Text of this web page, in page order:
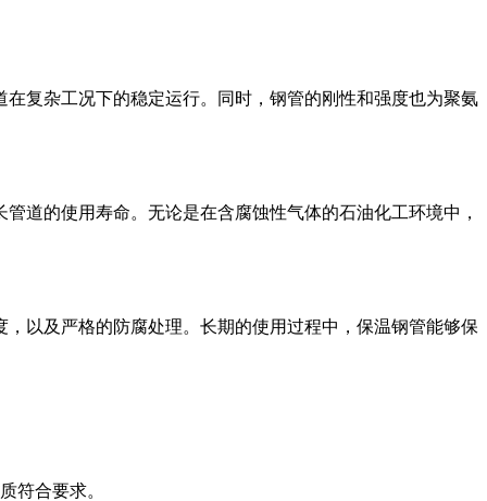
复杂工况下的稳定运行。同时，钢管的刚性和强度也为聚氨
道的使用寿命。无论是在含腐蚀性气体的石油化工环境中，
以及严格的防腐处理。长期的使用过程中，保温钢管能够保
符合要求。